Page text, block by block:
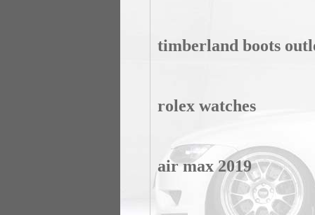
timberland boots
rolex watches
air max 2019